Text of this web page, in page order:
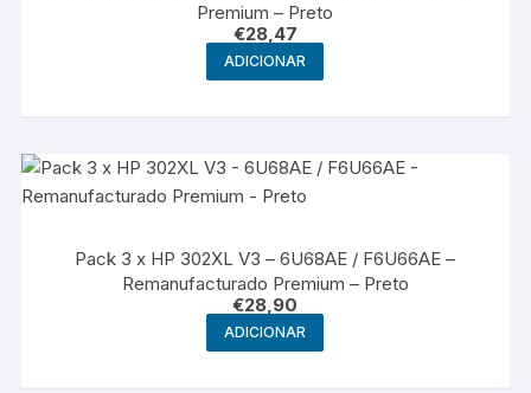
Premium – Preto
€28,47
ADICIONAR
Pack 3 x HP 302XL V3 – 6U68AE / F6U66AE –
Remanufacturado Premium – Preto
€28,90
ADICIONAR